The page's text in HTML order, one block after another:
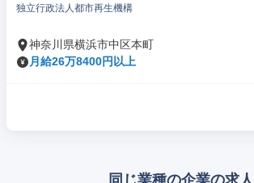
独立行政法人都市再生機構
神奈川県横浜市中区本町
月給26万8400円以上
同じ業種の企業の求人